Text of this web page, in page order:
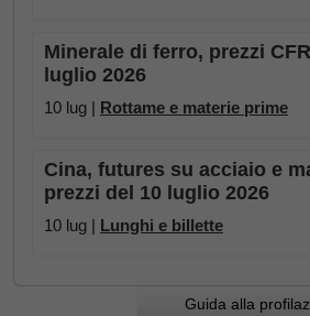
Minerale di ferro, prezzi
luglio 2026
10 lug | Rottame e materie prime
Cina, futures su acciaio e
prezzi del 10 luglio 2026
10 lug | Lunghi e billette
Guida alla